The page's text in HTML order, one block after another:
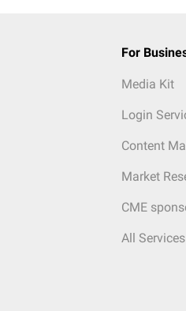
For
Media Kit
Login
Content
Market
CME
All Services